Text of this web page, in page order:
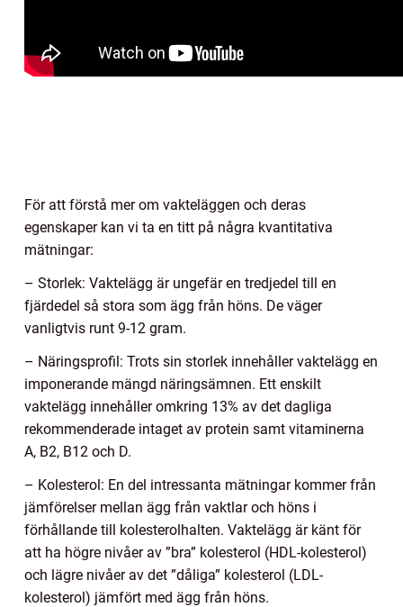
För att förstå mer om vakteläggen och deras
egenskaper kan vi ta en titt på några kvantitativa
mätningar:
– Storlek: Vaktelägg är ungefär en tredjedel till en
fjärdedel så stora som ägg från höns. De väger
vanligtvis runt 9-12 gram.
– Näringsprofil: Trots sin storlek innehåller vaktelägg en
imponerande mängd näringsämnen. Ett enskilt
vaktelägg innehåller omkring 13% av det dagliga
rekommenderade intaget av protein samt vitaminerna
A, B2, B12 och D.
– Kolesterol: En del intressanta mätningar kommer från
jämförelser mellan ägg från vaktlar och höns i
förhållande till kolesterolhalten. Vaktelägg är känt för
att ha högre nivåer av ”bra” kolesterol (HDL-kolesterol)
och lägre nivåer av det ”dåliga” kolesterol (LDL-
kolesterol) jämfört med ägg från höns.